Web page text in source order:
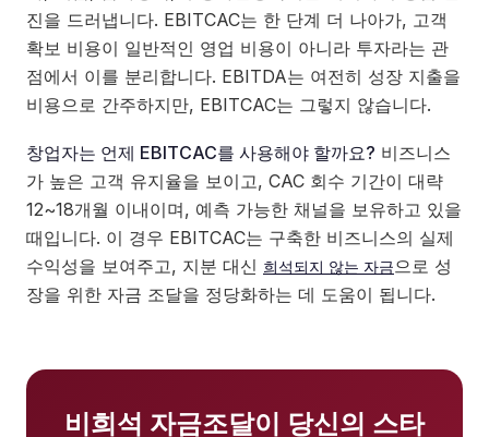
진을 드러냅니다. EBITCAC는 한 단계 더 나아가, 고객
확보 비용이 일반적인 영업 비용이 아니라 투자라는 관
점에서 이를 분리합니다. EBITDA는 여전히 성장 지출을
비용으로 간주하지만, EBITCAC는 그렇지 않습니다.
창업자는 언제 EBITCAC를 사용해야 할까요? 비즈니스
가 높은 고객 유지율을 보이고, CAC 회수 기간이 대략
12~18개월 이내이며, 예측 가능한 채널을 보유하고 있을
때입니다. 이 경우 EBITCAC는 구축한 비즈니스의 실제
수익성을 보여주고, 지분 대신 희석되지 않는 자금으로 성
장을 위한 자금 조달을 정당화하는 데 도움이 됩니다.
비희석 자금조달이 당신의 스타